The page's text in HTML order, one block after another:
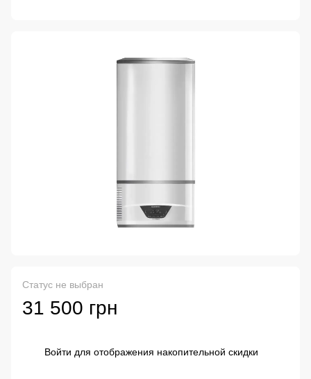
Статус не выбран
31 500 грн
Войти для отображения накопительной скидки